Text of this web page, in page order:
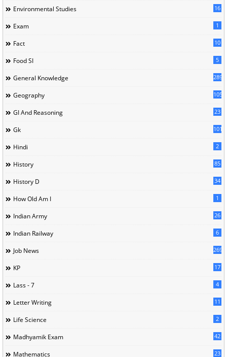
Environmental Studies 16
Exam 1
Fact 10
Food SI 5
General Knowledge 289
Geography 105
GI And Reasoning 23
Gk 101
Hindi 2
History 85
History D 34
How Old Am I 1
Indian Army 26
Indian Railway 6
Job News 269
KP 17
Lass - 7 4
Letter Writing 11
Life Science 2
Madhyamik Exam 42
Mathematics 23